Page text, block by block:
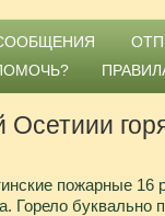
пожарные
Горело буквально